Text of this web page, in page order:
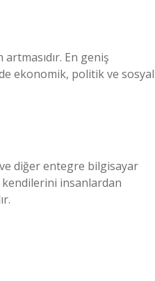
En geniş
ekonomik, politik ve sosyal
diğer entegre bilgisayar
insanlardan